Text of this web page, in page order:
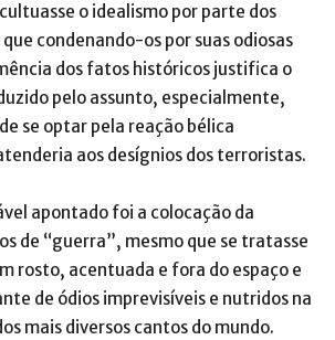
o idealismo por parte dos
condenando-os por suas odiosas
dos fatos históricos justifica o
pelo assunto, especialmente,
se optar pela reação bélica
aos desígnios dos terroristas.
apontado foi a colocação da
de “guerra”, mesmo que se tratasse
rosto, acentuada e fora do espaço e
de ódios imprevisíveis e nutridos na
mais diversos cantos do mundo.